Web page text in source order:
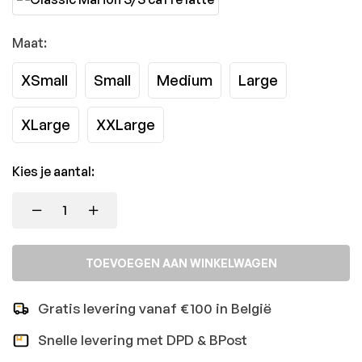
Maat:
XSmall Small Medium Large
XLarge XXLarge
Kies je aantal:
TOEVOEGEN AAN WINKELWAGEN
Gratis levering vanaf €100 in België
Snelle levering met DPD & BPost